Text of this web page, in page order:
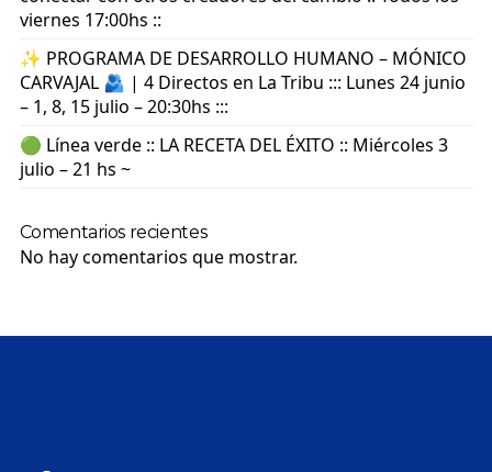
viernes 17:00hs ::
✨ PROGRAMA DE DESARROLLO HUMANO – MÓNICO
CARVAJAL 🫂 | 4 Directos en La Tribu ::: Lunes 24 junio
– 1, 8, 15 julio – 20:30hs :::
🟢 Línea verde :: LA RECETA DEL ÉXITO :: Miércoles 3
julio – 21 hs ~
Comentarios recientes
No hay comentarios que mostrar.